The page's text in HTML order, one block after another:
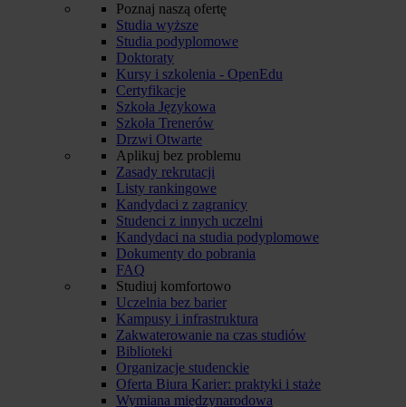
Poznaj naszą ofertę
Studia wyższe
Studia podyplomowe
Doktoraty
Kursy i szkolenia - OpenEdu
Certyfikacje
Szkoła Językowa
Szkoła Trenerów
Drzwi Otwarte
Aplikuj bez problemu
Zasady rekrutacji
Listy rankingowe
Kandydaci z zagranicy
Studenci z innych uczelni
Kandydaci na studia podyplomowe
Dokumenty do pobrania
FAQ
Studiuj komfortowo
Uczelnia bez barier
Kampusy i infrastruktura
Zakwaterowanie na czas studiów
Biblioteki
Organizacje studenckie
Oferta Biura Karier: praktyki i staże
Wymiana międzynarodowa